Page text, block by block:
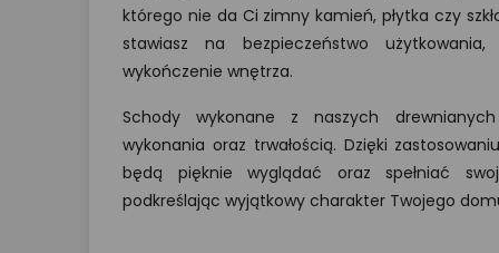
którego nie da Ci zimny kamień, płytka czy
stawiasz na bezpieczeństwo
wykończenie wnętrza.
Schody wykonane z naszych
wykonania oraz trwałością. Dzięki
będą pięknie wyglądać oraz spełniać
podkreślając wyjątkowy charakter Twojego